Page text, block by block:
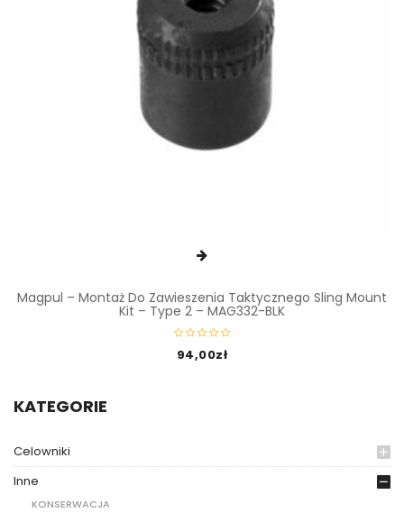
KATEGORIE
Celowniki
Inne
KONSERWACJA
Magpul – Montaż Do Zawieszenia Taktycznego Sling Mount
Kit – Type 2 – MAG332-BLK
94,00zł